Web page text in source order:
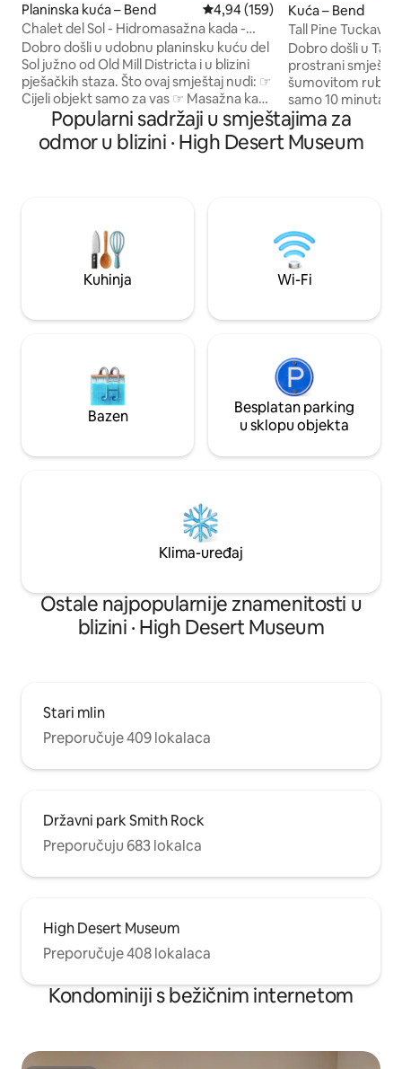
Planinska kuća – Bend Prosječna ocjena: 4,94/5,
4,94 (159)
Chalet del Sol - Hidromasažna kada -
Stolni tenis - Vatra
Dobro došli u udobnu planinsku kuću del
Sol južno od Old Mill Districta i u blizini
pješačkih staza. Što ovaj smještaj nudi: ☞
Cijeli objekt samo za vas ☞ Masažna kada
☞ Roštilj i Blackstone ☞ Stol za stolni
tenis ☞ Vrhunski s bračnim krevetom na
katu ☞2. spavaća soba u prizemlju,
Potpuno opremljena kuhinjska kuhinja ☞
65” Smart TV w/ Netflix ☞ Puno
parkirališta → 4 plus automobili ☞
Privatno dvorište ☞ Perilica + sušilica ☞
Kuća – Bend
Tall Pine
punjenje
rekreacijsko vozilo
Dobro došli u Tall
prostrani smještaj
šumovitom rubu
samo 10 minuta
Benda! Savršen
ovaj smještaj ima
morskom
internetom od 1G
rekreacijska
igračke i vozite se
Road kako biste
Popularni sadržaji u smještajima za
odmor u blizini · High Desert Museum
Kuhinja Wi-Fi
Bazen
Besplatan parking
u sklopu objekta
Klima-uređaj
Ostale najpopularnije znamenitosti u
blizini · High Desert Museum
Stari mlin
Preporučuje 409 lokalaca
Državni park Smith Rock
Preporučuju 683 lokalca
High Desert Museum
Preporučuje 408 lokalaca
Kondominiji s bežičnim internetom